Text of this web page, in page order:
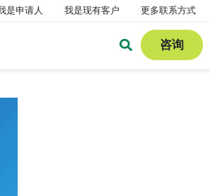
是申请人 我是现有客户 更多联系方式
咨询